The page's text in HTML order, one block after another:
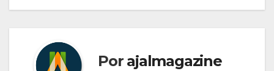
Por ajalmagazine